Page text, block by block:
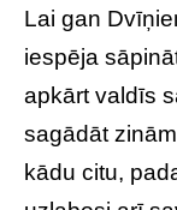
Lai gan
iespēja
apkārt valdīs
sagādāt
kādu citu,